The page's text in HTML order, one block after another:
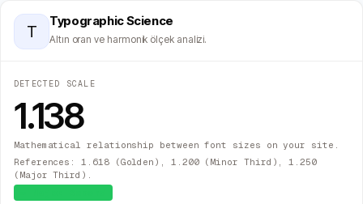
T
Typographic Science
Altın oran ve harmonik ölçek analizi.
DETECTED SCALE
1.138
Mathematical relationship between font sizes on your site.
References: 1.618 (Golden), 1.200 (Minor Third), 1.250
(Major Third).